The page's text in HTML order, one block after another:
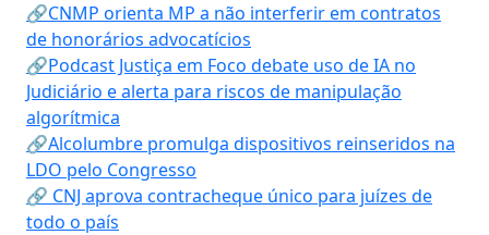
🔗CNMP orienta MP a não interferir em contratos
de honorários advocatícios
🔗Podcast Justiça em Foco debate uso de IA no
Judiciário e alerta para riscos de manipulação
algorítmica
🔗Alcolumbre promulga dispositivos reinseridos na
LDO pelo Congresso
🔗 CNJ aprova contracheque único para juízes de
todo o país